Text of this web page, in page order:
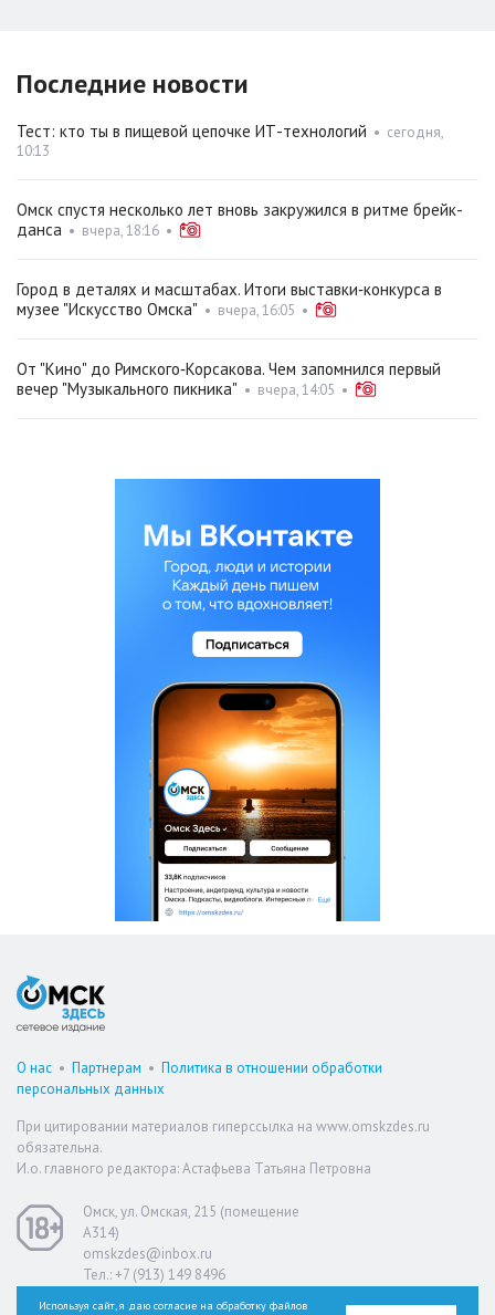
Последние новости
Тест: кто ты в пищевой цепочке ИТ-технологий • сегодня,
10:13
Омск спустя несколько лет вновь закружился в ритме брейк-
данса • вчера, 18:16 •
Город в деталях и масштабах. Итоги выставки‑конкурса в
музее "Искусство Омска" • вчера, 16:05 •
От "Кино" до Римского‑Корсакова. Чем запомнился первый
вечер "Музыкального пикника" • вчера, 14:05 •
О нас • Партнерам • Политика в отношении обработки
персональных данных
При цитировании материалов гиперссылка на www.omskzdes.ru
обязательна.
И.о. главного редактора: Астафьева Татьяна Петровна
Омск, ул. Омская, 215 (помещение
А314)
omskzdes@inbox.ru
Тел.: +7 (913) 149 8496
Используя сайт, я даю согласие на обработку файлов